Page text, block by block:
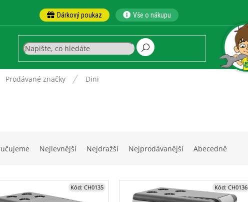
Dárkový poukaz Vše o nákupu
Prodávané značky Dini
Nejlevnější Nejdražší Nejprodávanější Abecedně
Kód: CH0135 Kód:CH0136